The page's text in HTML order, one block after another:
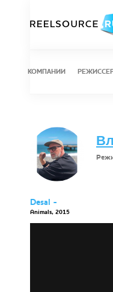
КОМПАНИИ
Desal -
Animals, 2015